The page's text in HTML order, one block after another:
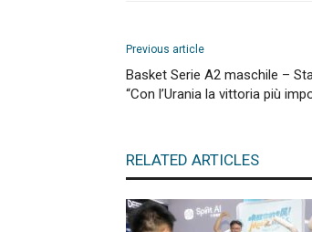
Previous article
Basket Serie A2 maschile –
“Con l’Urania la vittoria più
RELATED ARTICLES